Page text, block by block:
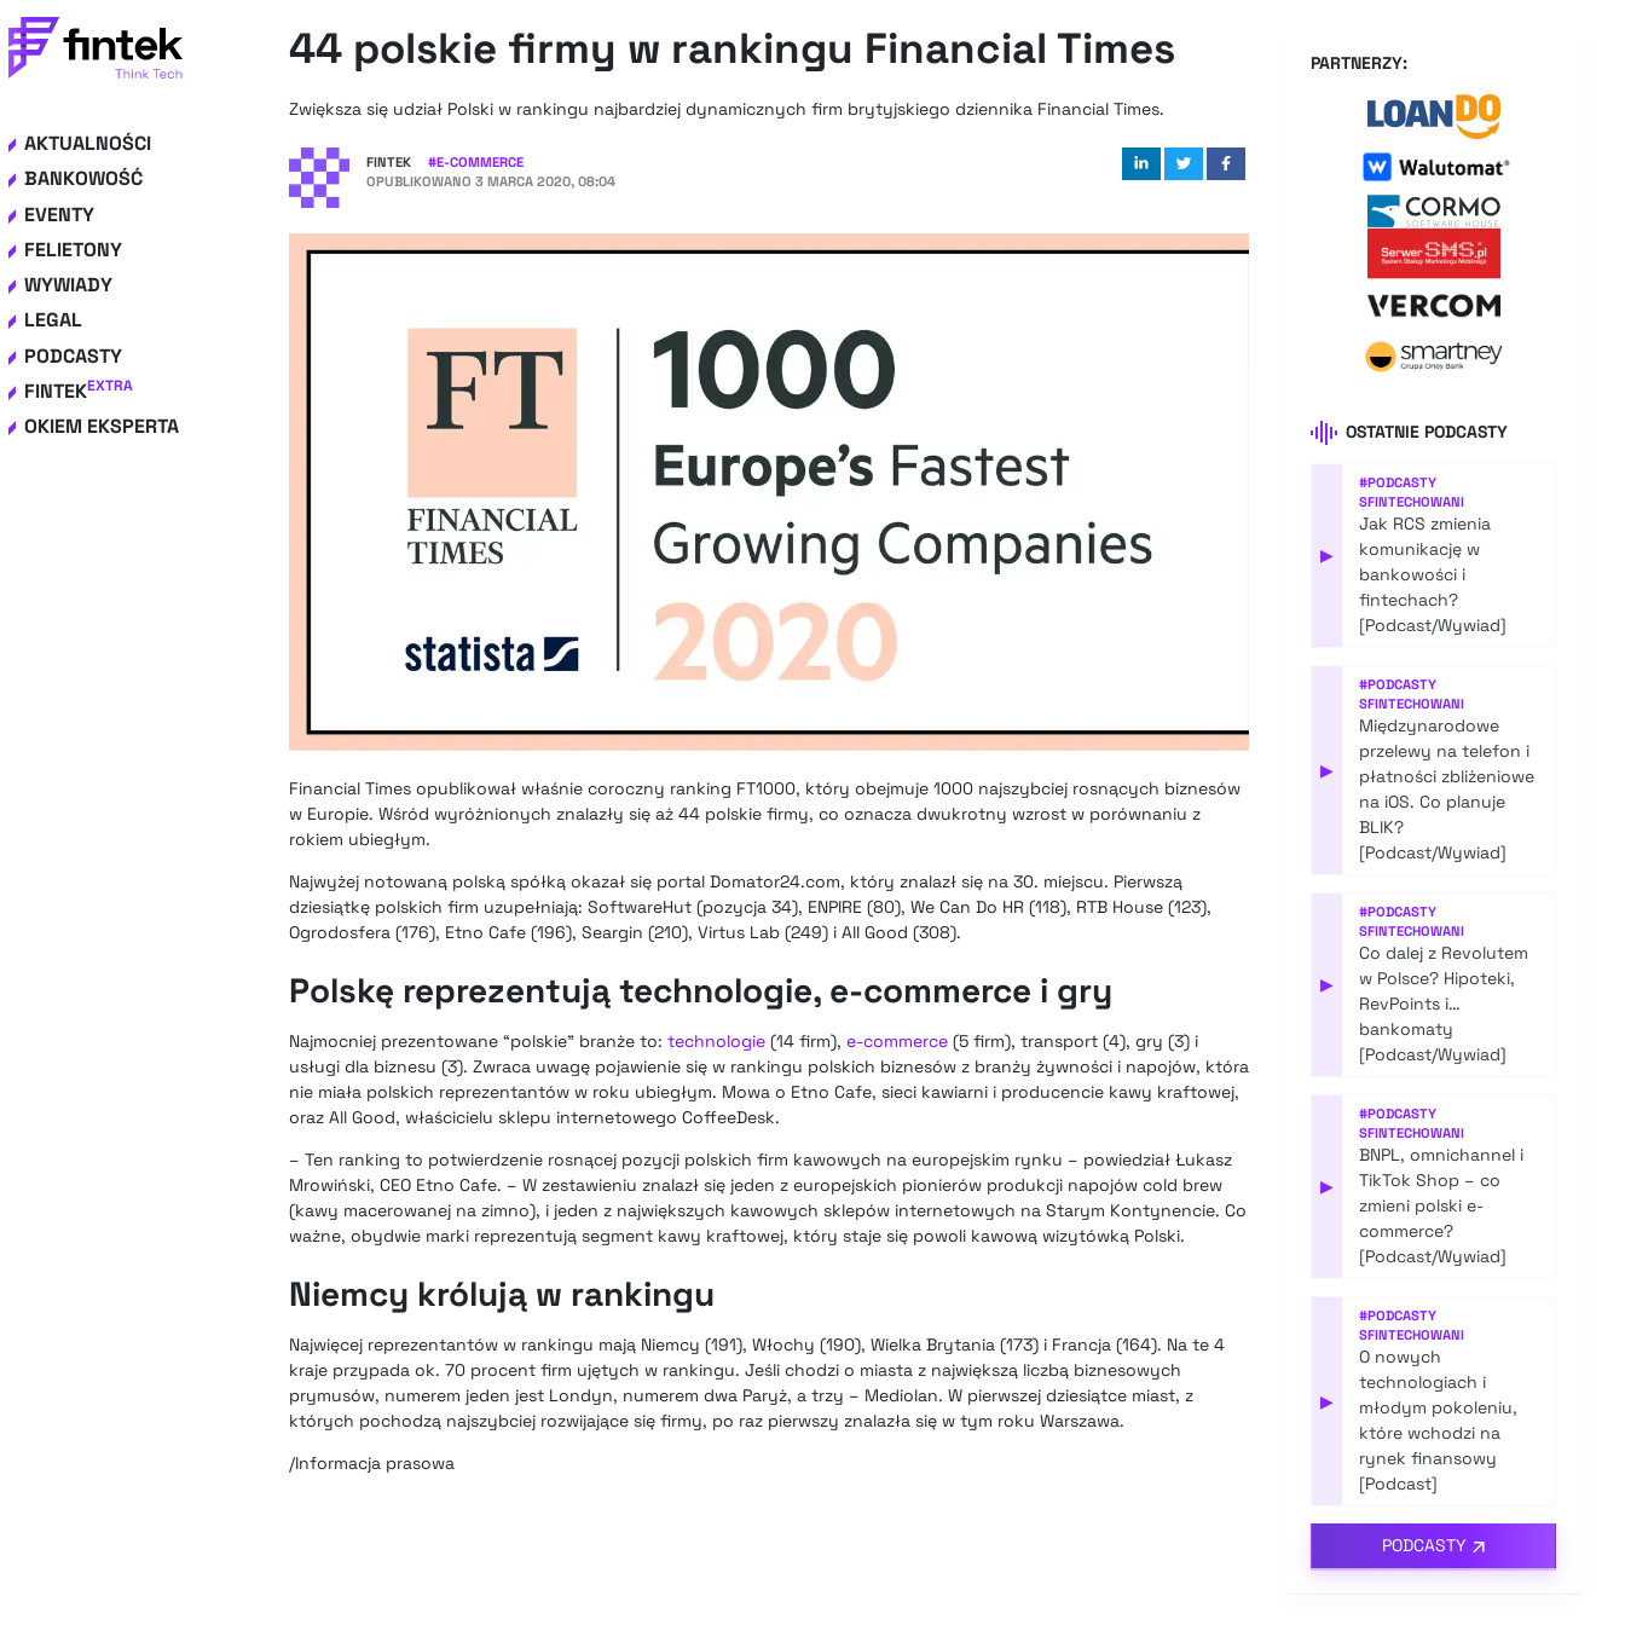
AKTUALNOŚCI
BANKOWOŚĆ
EVENTY
FELIETONY
WYWIADY
LEGAL
PODCASTY
FINTEKEXTRA
OKIEM EKSPERTA
44 polskie firmy w rankingu Financial Times
Zwiększa się udział Polski w rankingu najbardziej dynamicznych firm brytyjskiego dziennika Financial Times.
FINTEK #E-COMMERCE
OPUBLIKOWANO 3 MARCA 2020, 08:04
Financial Times opublikował właśnie coroczny ranking FT1000, który obejmuje 1000 najszybciej rosnących biznesów
w Europie. Wśród wyróżnionych znalazły się aż 44 polskie firmy, co oznacza dwukrotny wzrost w porównaniu z
rokiem ubiegłym.
Najwyżej notowaną polską spółką okazał się portal Domator24.com, który znalazł się na 30. miejscu. Pierwszą
dziesiątkę polskich firm uzupełniają: SoftwareHut (pozycja 34), ENPIRE (80), We Can Do HR (118), RTB House (123),
Ogrodosfera (176), Etno Cafe (196), Seargin (210), Virtus Lab (249) i All Good (308).
Polskę reprezentują technologie, e-commerce i gry
Najmocniej prezentowane “polskie” branże to: technologie (14 firm), e-commerce (5 firm), transport (4), gry (3) i
usługi dla biznesu (3). Zwraca uwagę pojawienie się w rankingu polskich biznesów z branży żywności i napojów, która
nie miała polskich reprezentantów w roku ubiegłym. Mowa o Etno Cafe, sieci kawiarni i producencie kawy kraftowej,
oraz All Good, właścicielu sklepu internetowego CoffeeDesk.
– Ten ranking to potwierdzenie rosnącej pozycji polskich firm kawowych na europejskim rynku – powiedział Łukasz
Mrowiński, CEO Etno Cafe. – W zestawieniu znalazł się jeden z europejskich pionierów produkcji napojów cold brew
(kawy macerowanej na zimno), i jeden z największych kawowych sklepów internetowych na Starym Kontynencie. Co
ważne, obydwie marki reprezentują segment kawy kraftowej, który staje się powoli kawową wizytówką Polski.
Niemcy królują w rankingu
Najwięcej reprezentantów w rankingu mają Niemcy (191), Włochy (190), Wielka Brytania (173) i Francja (164). Na te 4
kraje przypada ok. 70 procent firm ujętych w rankingu. Jeśli chodzi o miasta z największą liczbą biznesowych
prymusów, numerem jeden jest Londyn, numerem dwa Paryż, a trzy – Mediolan. W pierwszej dziesiątce miast, z
których pochodzą najszybciej rozwijające się firmy, po raz pierwszy znalazła się w tym roku Warszawa.
/Informacja prasowa
PARTNERZY:
OSTATNIE PODCASTY
▶
#PODCASTY
SFINTECHOWANI
Jak RCS zmienia
komunikację w
bankowości i
fintechach?
[Podcast/Wywiad]
▶
#PODCASTY
SFINTECHOWANI
Międzynarodowe
przelewy na telefon i
płatności zbliżeniowe
na iOS. Co planuje
BLIK?
[Podcast/Wywiad]
▶
#PODCASTY
SFINTECHOWANI
Co dalej z Revolutem
w Polsce? Hipoteki,
RevPoints i…
bankomaty
[Podcast/Wywiad]
▶
#PODCASTY
SFINTECHOWANI
BNPL, omnichannel i
TikTok Shop – co
zmieni polski e-
commerce?
[Podcast/Wywiad]
▶
#PODCASTY
SFINTECHOWANI
O nowych
technologiach i
młodym pokoleniu,
które wchodzi na
rynek finansowy
[Podcast]
PODCASTY